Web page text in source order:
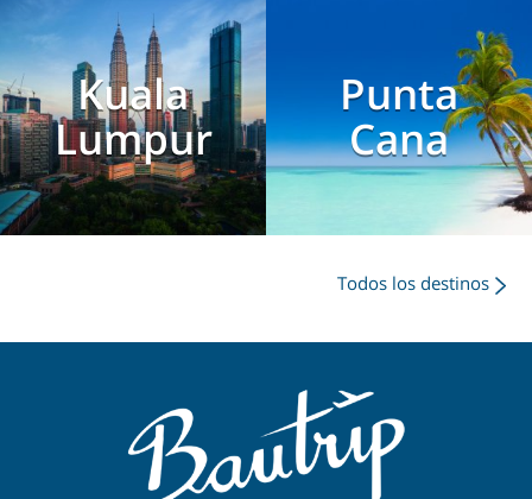
Kuala
Lumpur
Punta
Cana
Todos los destinos